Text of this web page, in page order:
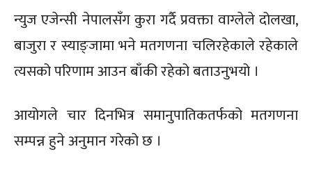
न्युज एजेन्सी नेपालसँग कुरा गर्दै प्रवक्ता वाग्लेले दोलखा,
बाजुरा र स्याङ्जामा भने मतगणना चलिरहेकाले रहेकाले
त्यसको परिणाम आउन बाँकी रहेको बताउनुभयो ।
आयोगले चार दिनभित्र समानुपातिकतर्फको मतगणना
सम्पन्न हुने अनुमान गरेको छ ।